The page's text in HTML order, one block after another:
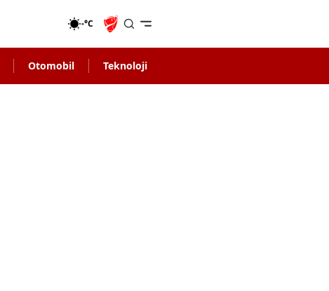
-°C
Otomobil Teknoloji